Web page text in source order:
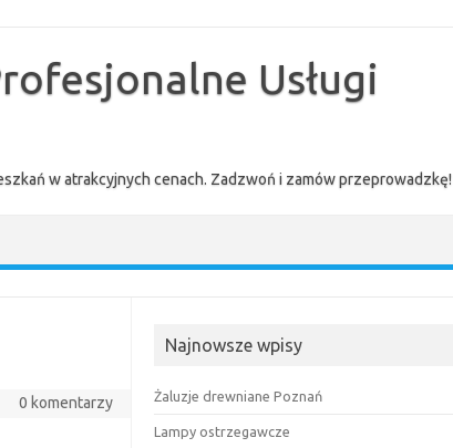
Usługi
w atrakcyjnych cenach. Zadzwoń i zamów przeprowadzkę!
0 komentarzy
Najnowsze wpisy
Żaluzje drewniane Poznań
Lampy ostrzegawcze